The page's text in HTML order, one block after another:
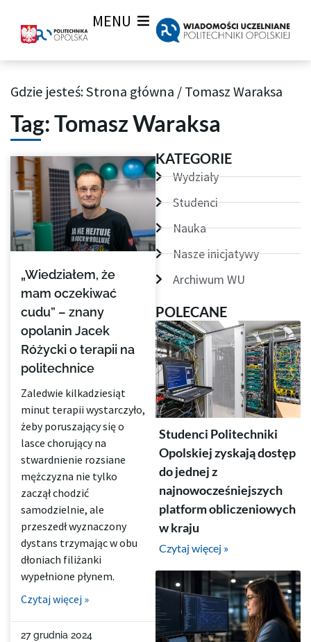
MENU
Archiwum Tagów aktualności Wiadomości uczelnianych
Gdzie jesteś:Strona główna /Tomasz Waraksa
Tag: Tomasz Waraksa
„Wiedziałem, że
mam oczekiwać
cudu” – znany
opolanin Jacek
Różycki o terapii na
politechnice
Zaledwie kilkadziesiąt
minut terapii wystarczyło,
żeby poruszający się o
lasce chorujący na
stwardnienie rozsiane
mężczyzna nie tylko
zaczął chodzić
samodzielnie, ale
przeszedł wyznaczony
dystans trzymając w obu
dłoniach filiżanki
wypełnione płynem.
Czytaj więcej »
27 grudnia 2024
KATEGORIE
Wydziały
Studenci
Nauka
Nasze inicjatywy
Archiwum WU
POLECANE
Studenci Politechniki
Opolskiej zyskają dostęp
do jednej z
najnowocześniejszych
platform obliczeniowych
w kraju
Czytaj więcej »